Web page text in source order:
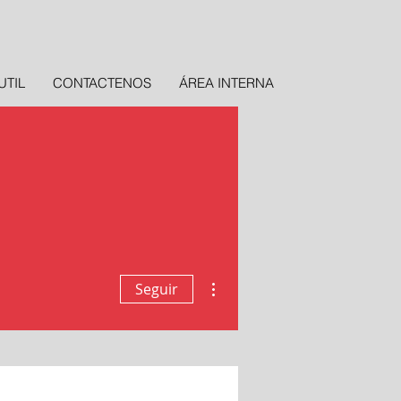
CONTACTENOS ÁREA INTERNA
Seguir